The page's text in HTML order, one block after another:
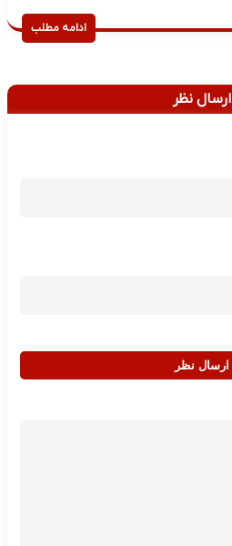
ادامه مطلب
ارسال نظر
ارسال نظر